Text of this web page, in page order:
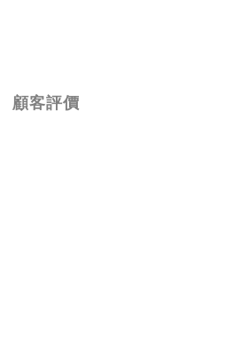
顧客評價